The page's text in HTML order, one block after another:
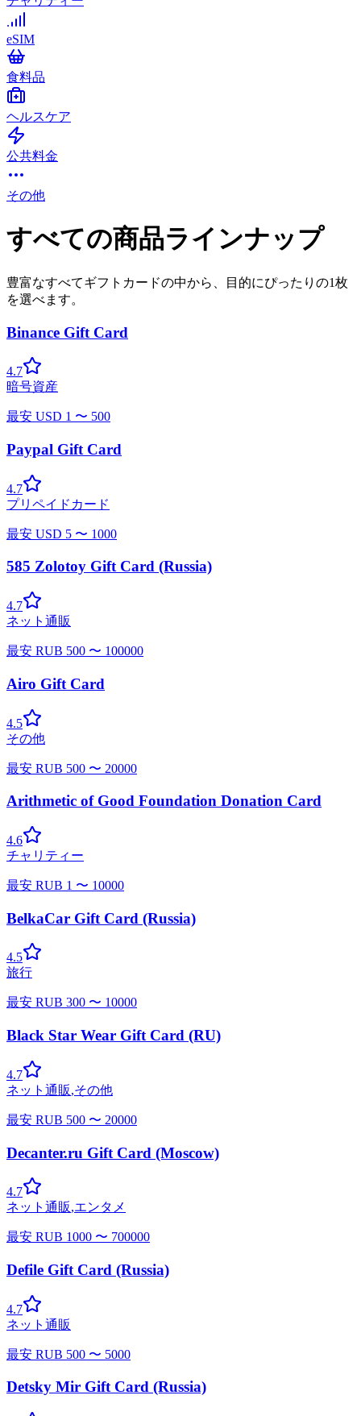
eSIM
食料品
ヘルスケア
公共料金
その他
すべての商品ラインナップ
豊富なすべてギフトカードの中から、目的にぴったりの1枚
を選べます。
Binance Gift Card
4.7
暗号資産
最安 USD 1 〜 500
Paypal Gift Card
4.7
プリペイドカード
最安 USD 5 〜 1000
585 Zolotoy Gift Card (Russia)
4.7
ネット通販
最安 RUB 500 〜 100000
Airo Gift Card
4.5
その他
最安 RUB 500 〜 20000
Arithmetic of Good Foundation Donation Card
4.6
チャリティー
最安 RUB 1 〜 10000
BelkaCar Gift Card (Russia)
4.5
旅行
最安 RUB 300 〜 10000
Black Star Wear Gift Card (RU)
4.7
ネット通販,その他
最安 RUB 500 〜 20000
Decanter.ru Gift Card (Moscow)
4.7
ネット通販,エンタメ
最安 RUB 1000 〜 700000
Defile Gift Card (Russia)
4.7
ネット通販
最安 RUB 500 〜 5000
Detsky Mir Gift Card (Russia)